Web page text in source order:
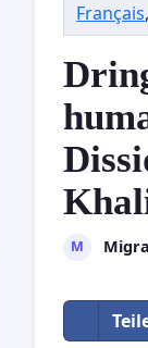
Français,
M